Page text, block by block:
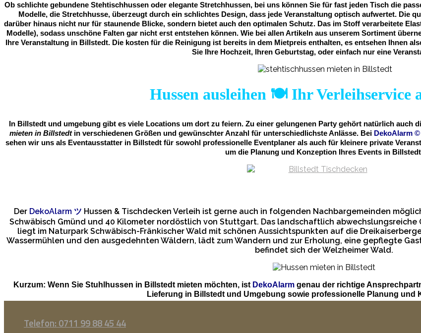
Ob schlichte gebundene Stehtischhussen oder elegante Stretchhussen, bei uns können Sie für fast jeden Tisch die
Modelle, die Stretchhusse, überzeugt durch ein schlichtes Design, dass jede Veranstaltung optisch aufwertet. Die
darüber hinaus nicht nur für staunende Blicke, sondern bietet auch den optimalen Schutz. Das im Stoff verarbeitete
Modelle), sodass unschöne Falten gar nicht erst entstehen können. Wie bei allen Artikeln aus unserem Sortiment
Ihre Veranstaltung in Billstedt. Die kosten für die Reinigung ist bereits in dem Mietpreis enthalten, es entsehen Ihnen
Sie Ihre Hochzeit, Ihren Geburtstag, oder einfach nur eine
Hussen ausleihen 🍽️ Ihr Verleihservice
In Billstedt und umgebung gibt es viele Locations um dort zu feiern. Zu einer gelungenen Party gehört natürlich auch
mieten in Billstedtin verschiedenen Größen und gewünschter Anzahl für unterschiedlichste Anlässe. Bei DekoAlarm ©
sehen wir uns als Eventausstatter in Billstedt für sowohl professionelle Eventplaner als auch für kleinere private
um die Planung und Konzeption Ihres Events in
Der DekoAlarm ツ Hussen & Tischdecken Verleih ist gerne auch in folgenden Nachbargemeinden
Schwäbisch Gmünd und 40 Kilometer nordöstlich von Stuttgart. Das landschaftlich abwechslungsreiche
liegt im Naturpark Schwäbisch-Fränkischer Wald mit schönen Aussichtspunkten auf die
Wassermühlen und den ausgedehnten Wäldern, lädt zum Wandern und zur Erholung, eine gepflegte
befindet sich der Welzheimer Wald.
Kurzum: Wenn Sie Stuhlhussen in Billstedt mieten möchten, ist DekoAlarmgenau der richtige
Lieferung in Billstedt und Umgebung sowie professionelle Planung und
Telefon: 0711 99 88 45 44